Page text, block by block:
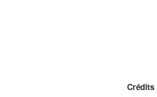
Crédits